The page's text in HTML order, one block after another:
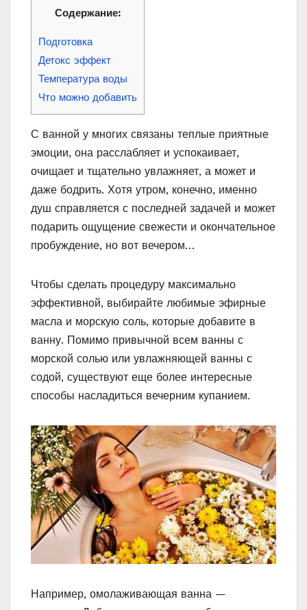
Содержание:
Подготовка
Детокс эффект
Температура воды
Что можно добавить
С ванной у многих связаны теплые приятные
эмоции, она расслабляет и успокаивает,
очищает и тщательно увлажняет, а может и
даже бодрить. Хотя утром, конечно, именно
душ справляется с последней задачей и может
подарить ощущение свежести и окончательное
пробуждение, но вот вечером…
Чтобы сделать процедуру максимально
эффективной, выбирайте любимые эфирные
масла и морскую соль, которые добавите в
ванну. Помимо привычной всем ванны с
морской солью или увлажняющей ванны с
содой, существуют еще более интересные
способы насладиться вечерним купанием.
Например, омолаживающая ванна —